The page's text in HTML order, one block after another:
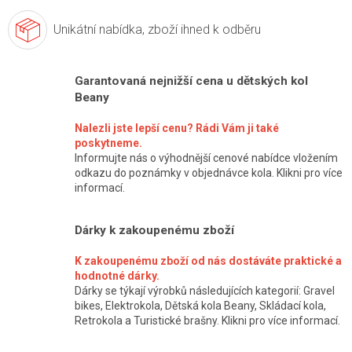
Unikátní nabídka, zboží ihned k odběru
Garantovaná nejnižší cena u dětských kol
Beany
Nalezli jste lepší cenu? Rádi Vám ji také
poskytneme.
Informujte nás o výhodnější cenové nabídce vložením
odkazu do poznámky v objednávce kola. Klikni pro více
informací.
Dárky k zakoupenému zboží
K zakoupenému zboží od nás dostáváte praktické a
hodnotné dárky.
Dárky se týkají výrobků následujících kategorií: Gravel
bikes, Elektrokola, Dětská kola Beany, Skládací kola,
Retrokola a Turistické brašny. Klikni pro více informací.